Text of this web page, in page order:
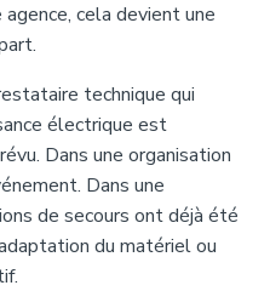
cela devient une
technique qui
électrique est
Dans une organisation
Dans une
de secours ont déjà été
du matériel ou